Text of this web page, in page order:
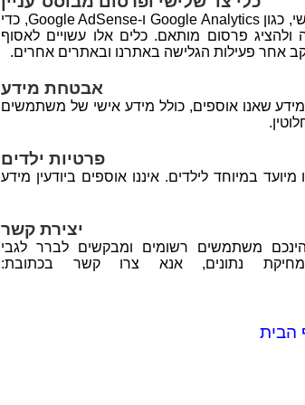
אנו משתמשים בכלי ניתוח ופרסום של צד שלישי, כגון Google Analytics ו-Google AdSense, כדי
פרסום מותאם. כלים אלו עשויים לאסוף
אחר פעילות הגלישה באתרנו ובאתרים אחרים.
אבטחת מידע
שאנו אוספים, כולל מידע אישי של משתמשים
פרטיות ילדים
במיוחד לילדים. איננו אוספים ביודעין מידע
יצירת קשר
משתמשים רשומים ומבקשים לברר לגבי
נתונים, אנא צרו קשר בכתובת:
הבית